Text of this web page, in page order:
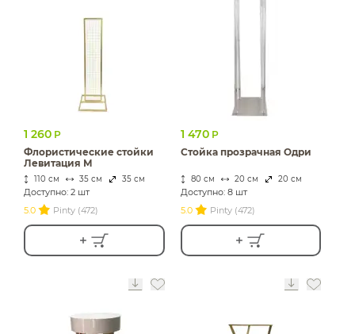
1 260 Р
Флористические стойки
Левитация М
110 см 35 см 35 см
Доступно: 2 шт
5.0
Pinty (472)
1 470 Р
Стойка прозрачная Одри
80 см 20 см 20 см
Доступно: 8 шт
5.0
Pinty (472)